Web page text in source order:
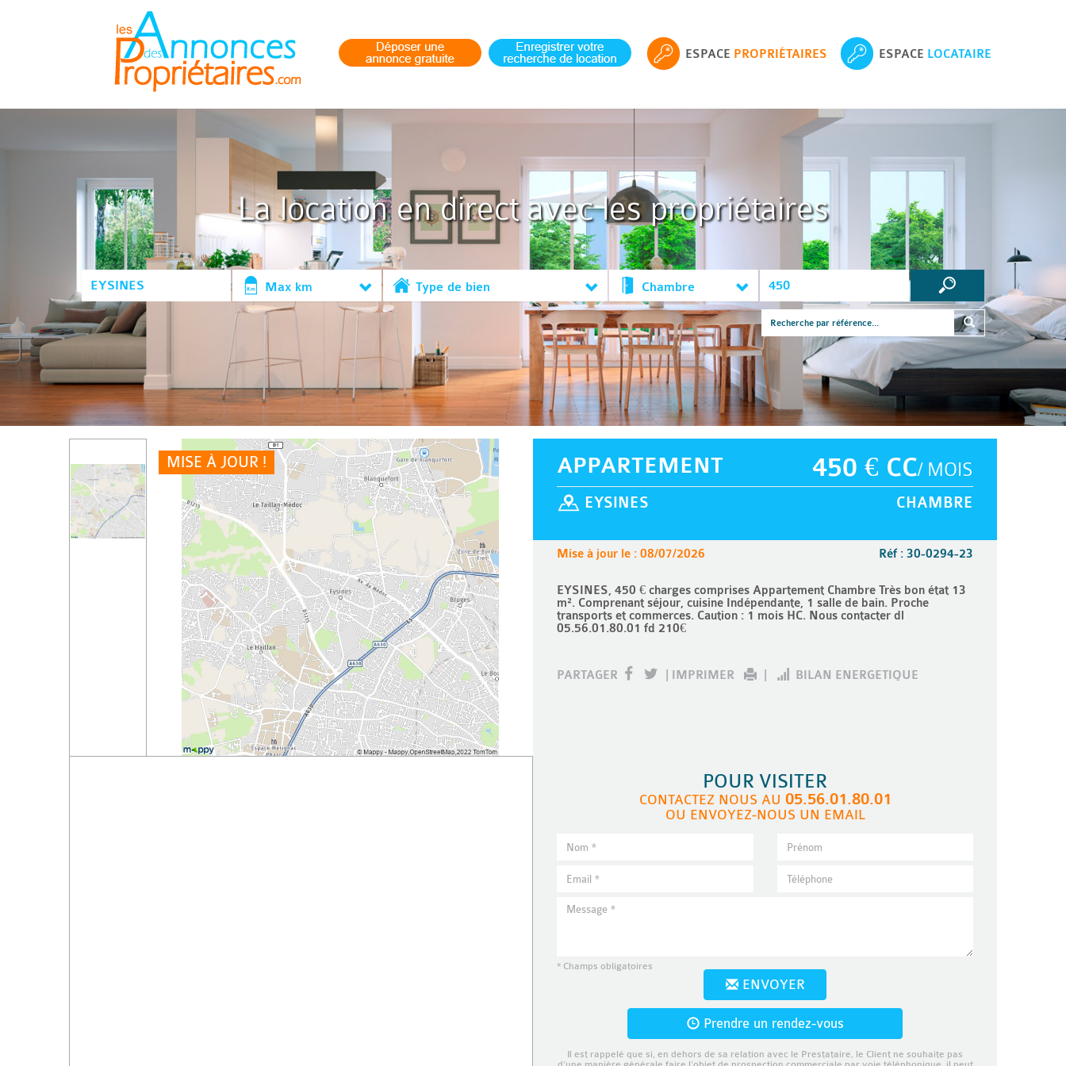
ESPACE PROPRIÉTAIRES ESPACE LOCATAIRE
La location en direct avec les propriétaires
Max km Type de bien Chambre
MISE À JOUR ! 450 € CC/ MOIS
APPARTEMENT
CHAMBRE
EYSINES
Réf : 30-0294-23
Mise à jour le : 08/07/2026
EYSINES, 450 € charges comprises Appartement Chambre Très bon état 13
m². Comprenant séjour, cuisine Indépendante, 1 salle de bain. Proche
transports et commerces. Caution : 1 mois HC. Nous contacter dl
05.56.01.80.01 fd 210€
PARTAGER IMPRIMER BILAN ENERGETIQUE
POUR VISITER
CONTACTEZ NOUS AU 05.56.01.80.01
OU ENVOYEZ-NOUS UN EMAIL
* Champs obligatoires
ENVOYER
Prendre un rendez-vous
Il est rappelé que si, en dehors de sa relation avec le Prestataire, le Client ne souhaite pas